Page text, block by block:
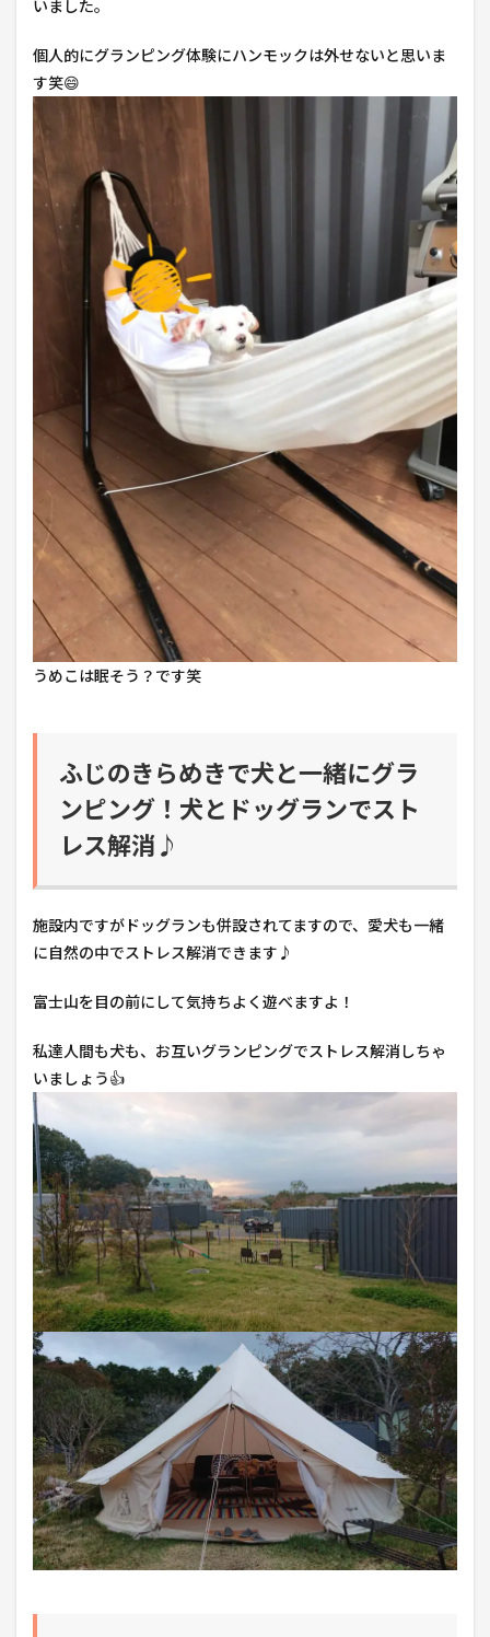
いました。
個人的にグランピング体験にハンモックは外せないと思いま
す笑😄
うめこは眠そう？です笑
ふじのきらめきで犬と一緒にグラ
ンピング！犬とドッグランでスト
レス解消♪
施設内ですがドッグランも併設されてますので、愛犬も一緒
に自然の中でストレス解消できます♪
富士山を目の前にして気持ちよく遊べますよ！
私達人間も犬も、お互いグランピングでストレス解消しちゃ
いましょう👍